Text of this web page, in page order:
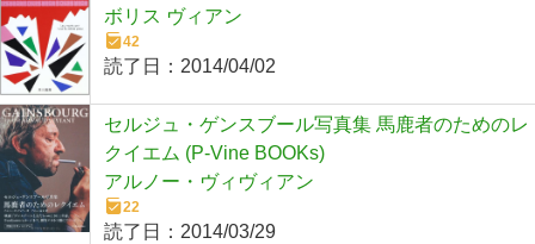
ボリス ヴィアン
42
読了日： 2014/04/02
セルジュ・ゲンスブール写真集 馬鹿者のためのレ
クイエム (P‐Vine BOOKs)
アルノー・ヴィヴィアン
22
読了日： 2014/03/29